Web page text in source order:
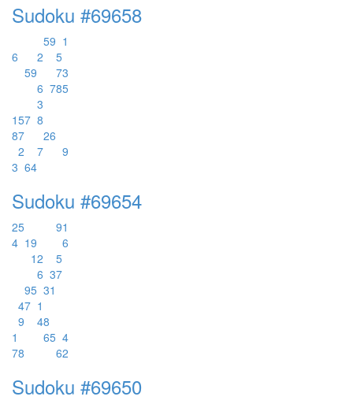
Sudoku #69658
59 1
6
2
5
59 73
6 785
3
157 8
87 26
2
7
9
3 64
Sudoku #69654
25 91
4 19
6
12
5
6 37
95 31
47 1
9
48
1
65 4
78 62
Sudoku #69650